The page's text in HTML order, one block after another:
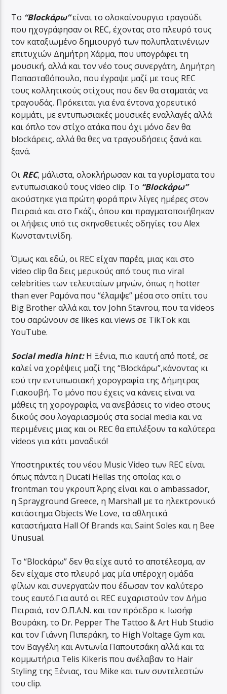
Το “Blockάρω”είναι το ολοκαίνουργιο τραγούδι
που ηχογράφησαν οι REC, έχοντας στο πλευρό τους
τον καταξιωμένο δημιουργό των πολυπλατινένιων
επιτυχιών Δημήτρη Χάρμα, που υπογράφει τη
μουσική, αλλά και τον νέο τους συνεργάτη, Δημήτρη
Παπασταθόπουλο, που έγραψε μαζί με τους REC
τους κολλητικούς στίχους που δεν θα σταματάς να
τραγουδάς. Πρόκειται για ένα έντονα χορευτικό
κομμάτι, με εντυπωσιακές μουσικές εναλλαγές αλλά
και όπλο τον στίχο ατάκα που όχι μόνο δεν θα
blockάρεις, αλλά θα θες να τραγουδήσεις ξανά και
ξανά.
Οι REC, μάλιστα, ολοκλήρωσαν και τα γυρίσματα του
εντυπωσιακού τους video clip. Το “Blockάρω”
ακούστηκε για πρώτη φορά πριν λίγες ημέρες στον
Πειραιά και στο Γκάζι, όπου και πραγματοποιήθηκαν
οι λήψεις υπό τις σκηνοθετικές οδηγίες του Alex
Κωνσταντινίδη.
Όμως και εδώ, οι REC είχαν παρέα, μιας και στο
video clip θα δεις μερικούς από τους πιο viral
celebrities των τελευταίων μηνών, όπως η hotter
than ever Ραμόνα που “έλαμψε” μέσα στο σπίτι του
Big Brother αλλά και τον John Stavrou, που τα videos
του σαρώνουν σε likes και views σε TikTok και
YouTube.
Social media hint:Η Ξένια, πιο καυτή από ποτέ, σε
καλεί να χορέψεις μαζί της “Blockάρω”,κάνοντας κι
εσύ την εντυπωσιακή χορογραφία της Δήμητρας
Γιακουβή. Το μόνο που έχεις να κάνεις είναι να
μάθεις τη χορογραφία, να ανεβάσεις το video στους
δικούς σου λογαριασμούς στα social media και να
περιμένεις μιας και οι REC θα επιλέξουν τα καλύτερα
videos για κάτι μοναδικό!
Υποστηρικτές του νέου Music Video των REC είναι
όπως πάντα η Ducati Hellas της οποίας και ο
frontman του γκρουπ Άρης είναι και ο ambassador,
η Sprayground Greece, η Marshall με το ηλεκτρονικό
κατάστημα Objects We Love, τα αθλητικά
καταστήματα Hall Of Brands και Saint Soles και η Bee
Unusual.
To “Blockάρω” δεν θα είχε αυτό το αποτέλεσμα, αν
δεν είχαμε στο πλευρό μας μία υπέροχη ομάδα
φίλων και συνεργατών που έδωσαν τον καλύτερο
τους εαυτό.Για αυτό οι REC ευχαριστούν τον Δήμο
Πειραιά, τον Ο.Π.Α.Ν. και τον πρόεδρο κ. Ιωσήφ
Βουράκη, το Dr. Pepper The Tattoo & Art Hub Studio
και τον Γιάννη Πιπεράκη, το High Voltage Gym και
τον Βαγγέλη και Αντωνία Παπουτσάκη αλλά και τα
κομμωτήρια Telis Kikeris που ανέλαβαν το Hair
Styling της Ξένιας, του Mike και των συντελεστών
του clip.